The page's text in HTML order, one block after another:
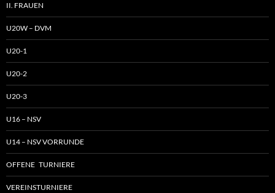
II. FRAUEN
U20W – DVM
U20-1
U20-2
U20-3
U16 – NSV
U14 – NSV VORRUNDE
OFFENE TURNIERE
VEREINSTURNIERE